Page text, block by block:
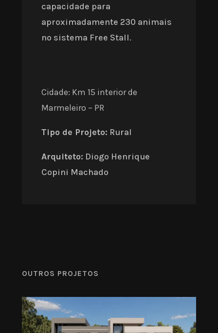
capacidade para
aproximadamente 230 animais
no sistema Free Stall.
Cidade: Km 15 interior de
Marmeleiro – PR
Tipo de Projeto: Rural
Arquiteto: Diogo Henrique
Copini Machado
OUTROS PROJETOS